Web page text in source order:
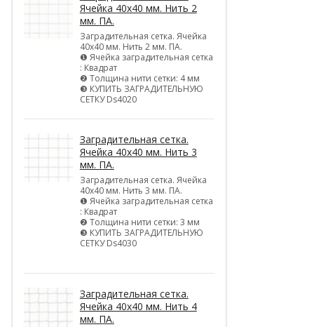
Ячейка 40х40 мм. Нить 2
мм. ПА.
Заградительная сетка. Ячейка
40х40 мм. Нить 2 мм. ПА.
❶ Ячейка заградительная сетка
: Квадрат
❷ Толщина нити сетки: 4 мм
❸ КУПИТЬ ЗАГРАДИТЕЛЬНУЮ
СЕТКУ Ds4020
Заградительная сетка.
Ячейка 40х40 мм. Нить 3
мм. ПА.
Заградительная сетка. Ячейка
40х40 мм. Нить 3 мм. ПА.
❶ Ячейка заградительная сетка
: Квадрат
❷ Толщина нити сетки: 3 мм
❸ КУПИТЬ ЗАГРАДИТЕЛЬНУЮ
СЕТКУ Ds4030
Заградительная сетка.
Ячейка 40х40 мм. Нить 4
мм. ПА.